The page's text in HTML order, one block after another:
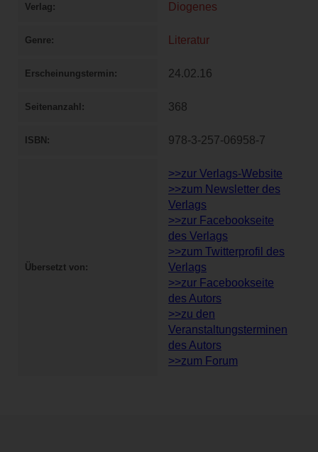
Verlag Diogenes
Genre Literatur
Erscheinungstermin 24.02.16
Seitenanzahl 368
ISBN 978-3-257-06958-7
Übersetzt von
>>zur Verlags-Website
>>zum Newsletter des
Verlags
>>zur Facebookseite
des Verlags
>>zum Twitterprofil des
Verlags
>>zur Facebookseite
des Autors
>>zu den
Veranstaltungsterminen
des Autors
>>zum Forum